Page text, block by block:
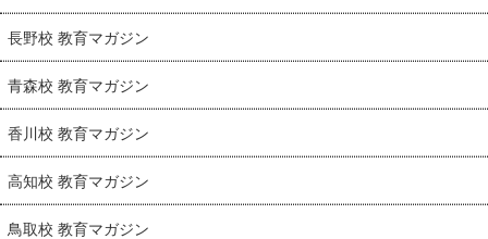
長野校 教育マガジン
青森校 教育マガジン
香川校 教育マガジン
高知校 教育マガジン
鳥取校 教育マガジン